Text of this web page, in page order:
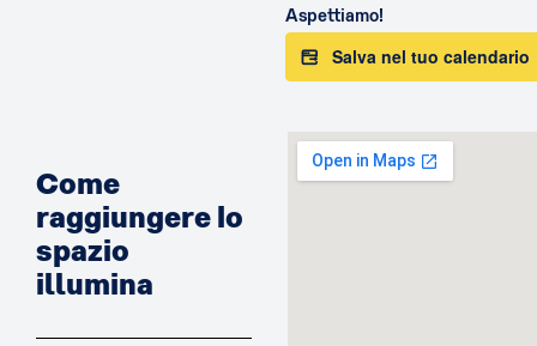
Aspettiamo!
Salva nel tuo calendario
Come
raggiungere lo
spazio
illumina